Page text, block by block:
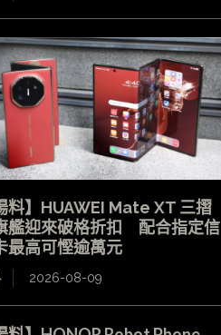
料】HUAWEI Mate XT 三摺
艦迎來破格折扣 配合指定信
最高可慳逾萬元
2026-08-09